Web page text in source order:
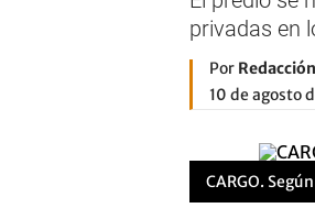
privadas en
Por
10 de agosto
CARGO.